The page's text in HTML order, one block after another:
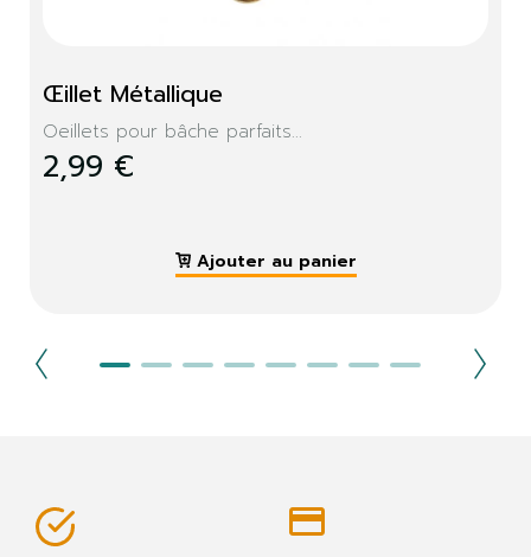
Œillet Métallique
Oeillets pour bâche parfaits...
2,99 €
Ajouter au panier